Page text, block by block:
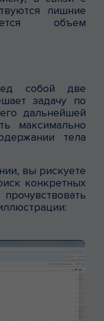
лишние
объем
собой две
задачу по
дальнейшей
максимально
тела
вы рискуете
конкретных